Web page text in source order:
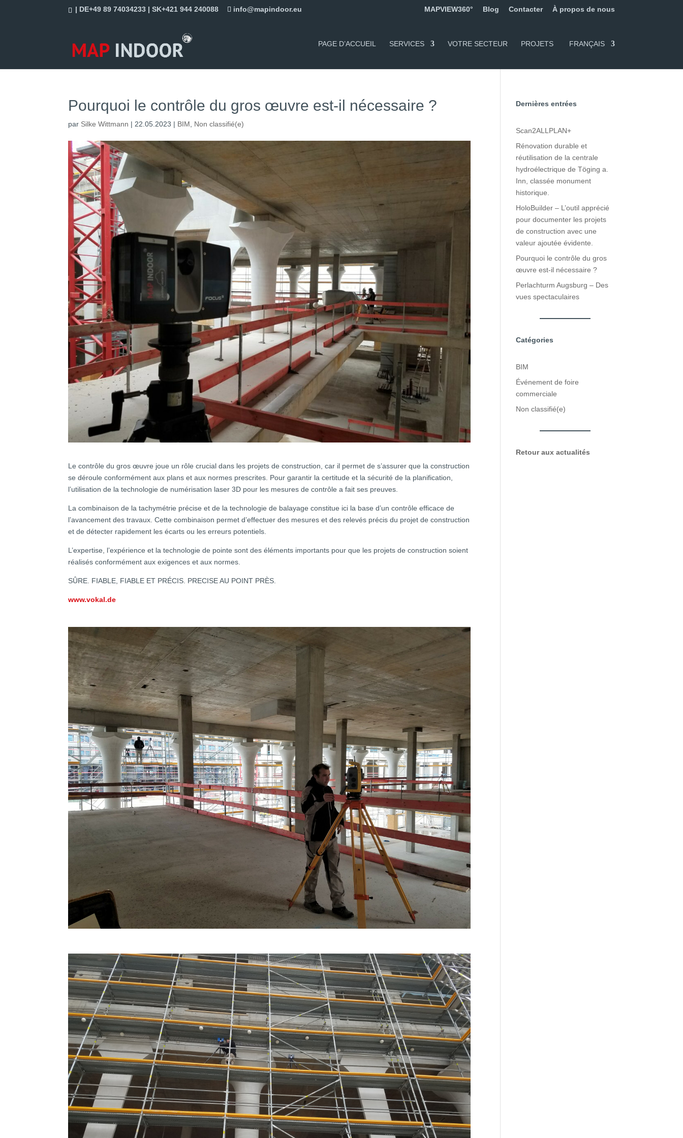
| DE+49 89 74034233 | SK+421 944 240088 info@mapindoor.eu MAPVIEW360° Blog Contacter À propos de nous
PAGE D’ACCUEIL SERVICES VOTRE SECTEUR PROJETS FRANÇAIS
Pourquoi le contrôle du gros œuvre est-il nécessaire ?
par Silke Wittmann | 22.05.2023 | BIM Non classifié(e)
Le contrôle du gros œuvre joue un rôle crucial dans les projets de construction, car il permet de s’assurer que la construction
se déroule conformément aux plans et aux normes prescrites. Pour garantir la certitude et la sécurité de la planification,
l’utilisation de la technologie de numérisation laser 3D pour les mesures de contrôle a fait ses preuves.
La combinaison de la tachymétrie précise et de la technologie de balayage constitue ici la base d’un contrôle efficace de
l’avancement des travaux. Cette combinaison permet d’effectuer des mesures et des relevés précis du projet de construction
et de détecter rapidement les écarts ou les erreurs potentiels.
L’expertise, l’expérience et la technologie de pointe sont des éléments importants pour que les projets de construction soient
réalisés conformément aux exigences et aux normes.
SÛRE. FIABLE, FIABLE ET PRÉCIS. PRECISE AU POINT PRÈS.
www.vokal.de
Dernières entrées
Scan2ALLPLAN+
Rénovation durable et
réutilisation de la centrale
hydroélectrique de Töging a.
Inn, classée monument
historique.
HoloBuilder – L’outil apprécié
pour documenter les projets
de construction avec une
valeur ajoutée évidente.
Pourquoi le contrôle du gros
œuvre est-il nécessaire ?
Perlachturm Augsburg – Des
vues spectaculaires
Catégories
BIM
Événement de foire
commerciale
Non classifié(e)
Retour aux actualités